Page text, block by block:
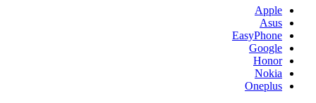
Apple
Asus
EasyPhone
Google
Honor
Nokia
Oneplus